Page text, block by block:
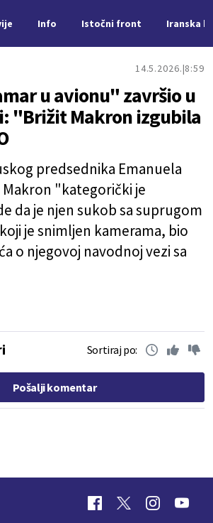
Info Istočni front Iranska
14.5.2026. 8:59
u avionu" završio u
"Brižit Makron izgubila
predsednika Emanuela
"kategorički je
da je njen sukob sa suprugom
je snimljen kamerama, bio
o njegovoj navodnoj vezi sa
Sortiraj po:
Pošalji komentar